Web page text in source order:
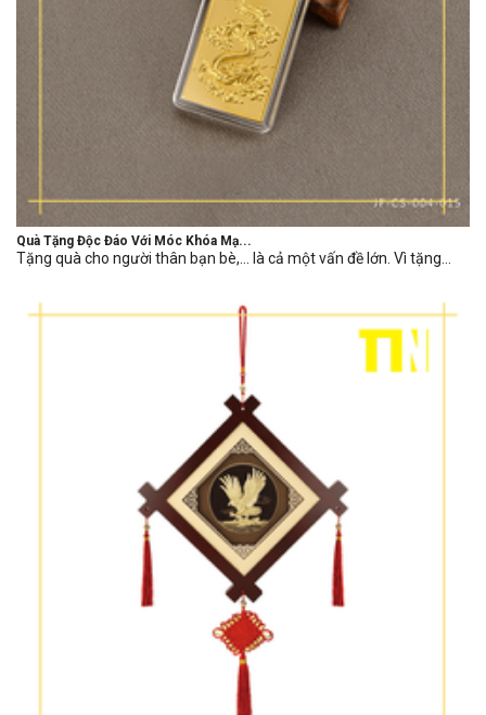
Quà Tặng Độc Đáo Với Móc Khóa Mạ...
Tặng quà cho người thân bạn bè,… là cả một vấn đề lớn. Vì tặng...